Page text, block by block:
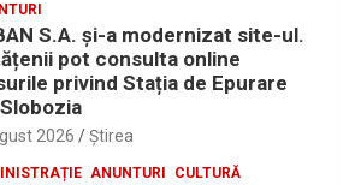
S.A. și-a modernizat site-ul.
pot consulta online
privind Stația de Epurare
2026 Ştirea
ANUNTURI CULTURĂ